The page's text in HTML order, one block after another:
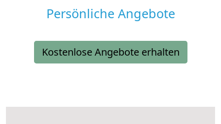
Persönliche Angebote
Kostenlose Angebote erhalten